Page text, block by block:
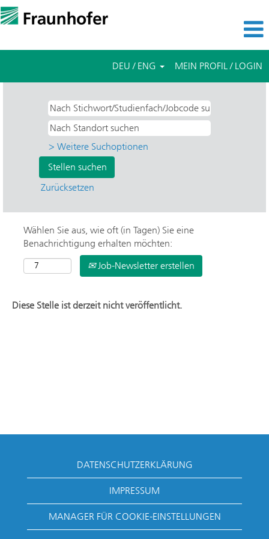
DEU / ENG MEIN PROFIL / LOGIN
> Weitere Suchoptionen
Zurücksetzen
Wählen Sie aus, wie oft (in Tagen) Sie eine
Benachrichtigung erhalten möchten:
Job-Newsletter erstellen
Diese Stelle ist derzeit nicht veröffentlicht.
DATENSCHUTZERKLÄRUNG
IMPRESSUM
MANAGER FÜR COOKIE-EINSTELLUNGEN